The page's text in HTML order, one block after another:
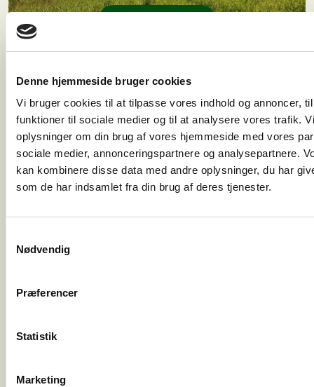
Denne hjemmeside bruger cookies
Vi bruger cookies til at tilpasse vores indhold og annoncer,
funktioner til sociale medier og til at analysere vores trafik.
oplysninger om din brug af vores hjemmeside med vores
sociale medier, annonceringspartnere og analysepartnere.
kan kombinere disse data med andre oplysninger, du har
som de har indsamlet fra din brug af deres tjenester.
Nødvendig
Præferencer
Statistik
Marketing
Relaterede produkter